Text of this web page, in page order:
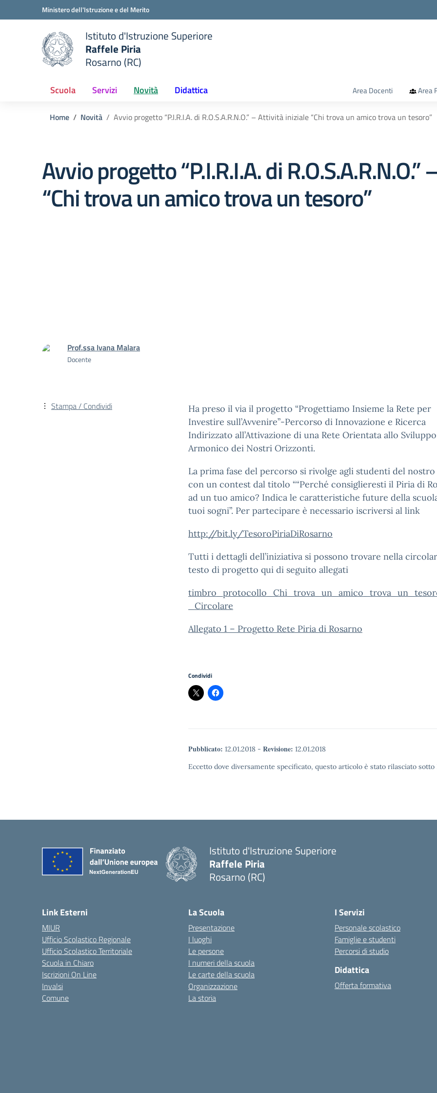
Vai ai contenuti
Vai al menu di navigazioneMinistero dell'Istruzione e del Merito
scuola
Istituto d'Istruzione Superiore
Raffele Piria
Rosarno (RC)
Scuola Servizi Novità Didattica Area Docenti Area
Home Novità Avvio progetto “P.I.R.I.A. di R.O.S.A.R.N.O.” – Attività iniziale “Chi trova un amico trova un tesoro”
Avvio progetto “P.I.R.I.A. di
“Chi trova un amico trova un tesoro”
Prof.ssa Ivana Malara
Docente
Ha preso il via il progetto “Progettiamo Insieme la Rete per
Investire sull’Avvenire”-Percorso di Innovazione e Ricerca
Indirizzato all’Attivazione di una Rete Orientata allo Sviluppo
Armonico dei Nostri Orizzonti.
La prima fase del percorso si rivolge agli studenti del
con un contest dal titolo ““Perché consiglieresti il Piria di
ad un tuo amico? Indica le caratteristiche future della
tuoi sogni”. Per partecipare è necessario iscriversi al link
http://bit.ly/TesoroPiriaDiRosarno
Tutti i dettagli dell’iniziativa si possono trovare nella
testo di progetto qui di seguito allegati
_Circolare
Allegato 1 – Progetto Rete Piria di Rosarno
Condividi
Pubblicato: 12.01.2018 - Revisione: 12.01.2018
Eccetto dove diversamente specificato, questo articolo è stato rilasciato
Stampa / Condividi
Istituto d'Istruzione Superiore
Raffele Piria
Rosarno (RC)
Link Esterni
MIUR
Ufficio Scolastico Regionale
Ufficio Scolastico Territoriale
Scuola in Chiaro
Iscrizioni On Line
Invalsi
Comune
La Scuola
Presentazione
I luoghi
Le persone
I numeri della scuola
Le carte della scuola
Organizzazione
La storia
I Servizi
Personale scolastico
Famiglie e studenti
Percorsi di studio
Didattica
Offerta formativa